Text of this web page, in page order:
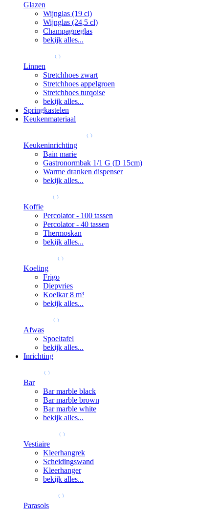
Glazen
Wijnglas (19 cl)
Wijnglas (24,5 cl)
Champagneglas
bekijk alles...
Linnen
Stretchhoes zwart
Stretchhoes appelgroen
Stretchhoes turqoise
bekijk alles...
Springkastelen
Keukenmateriaal
Keukeninrichting
Bain marie
Gastronormbak 1/1 G (D 15cm)
Warme dranken dispenser
bekijk alles...
Koffie
Percolator - 100 tassen
Percolator - 40 tassen
Thermoskan
bekijk alles...
Koeling
Frigo
Diepvries
Koelkar 8 m³
bekijk alles...
Afwas
Spoeltafel
bekijk alles...
Inrichting
Bar
Bar marble black
Bar marble brown
Bar marble white
bekijk alles...
Vestiaire
Kleerhangrek
Scheidingswand
Kleerhanger
bekijk alles...
Parasols